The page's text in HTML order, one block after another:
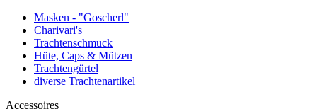
Masken - "Goscherl"
Charivari's
Trachtenschmuck
Hüte, Caps & Mützen
Trachtengürtel
diverse Trachtenartikel
Accessoires